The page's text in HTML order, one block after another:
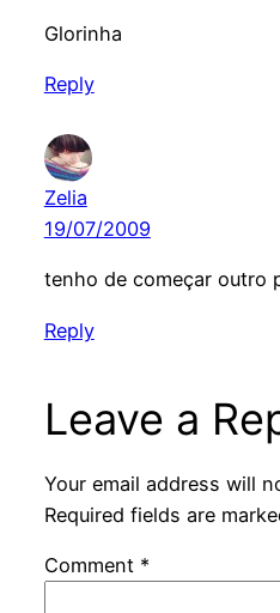
Glorinha
Reply
Zelia
19/07/2009
tenho de começar outro
Reply
Leave a
Your email address will
Required fields are
Comment *